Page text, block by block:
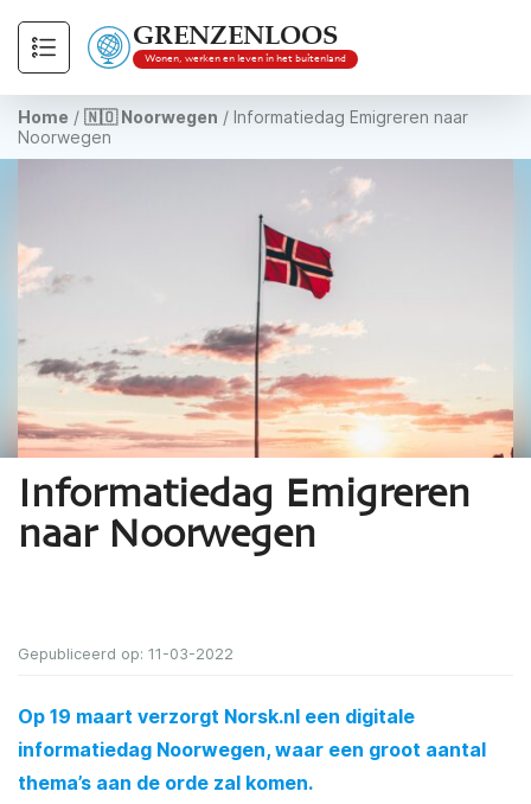
GRENZENLOOS
Wonen, werken en leven in het buitenland
Home / 🇳🇴 Noorwegen / Informatiedag Emigreren naar
Noorwegen
Informatiedag Emigreren
naar Noorwegen
Gepubliceerd op: 11-03-2022
Op 19 maart verzorgt Norsk.nl een digitale
informatiedag Noorwegen, waar een groot aantal
thema’s aan de orde zal komen.